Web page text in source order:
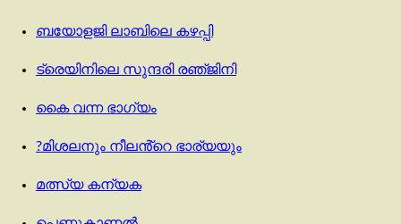
ബയോളജി ലാബിലെ കഴപ്പി
ട്രെയിനിലെ സുന്ദരി രഞ്‌ജിനി
കൈ വന്ന ഭാഗ്യം
?മിശലനും നീലൻ്റെ ഭാര്യയും
മത്സ്യ കന്യക